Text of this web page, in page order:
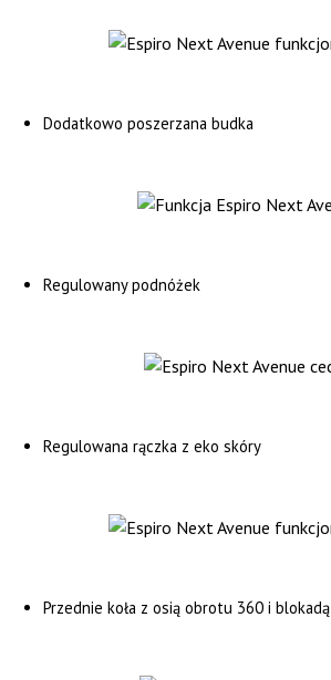
Dodatkowo poszerzana budka
Regulowany podnóżek
Regulowana rączka z eko skóry
Przednie koła z osią obrotu 360 i blokadą